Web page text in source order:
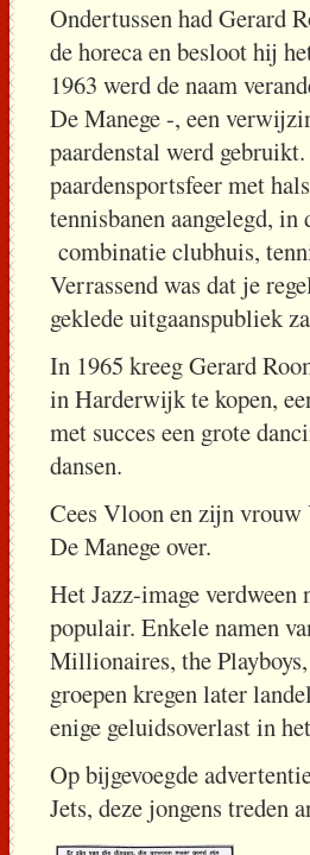
Ondertussen had Gerard
de horeca en besloot hij
1963 werd de naam
De Manege -, een
paardenstal werd
paardensportsfeer met
tennisbanen aangelegd,
combinatie clubhuis,
Verrassend was dat je
geklede uitgaanspubliek
In 1965 kreeg Gerard
in Harderwijk te kopen,
met succes een grote
dansen.
Cees Vloon en zijn
De Manege over.
Het Jazz-image verdween
populair. Enkele namen
Millionaires, the
groepen kregen later
enige geluidsoverlast in
Op bijgevoegde
Jets, deze jongens treden